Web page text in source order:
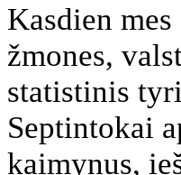
Kasdien
žmones,
statistinis
Septintokai
kaimynus,